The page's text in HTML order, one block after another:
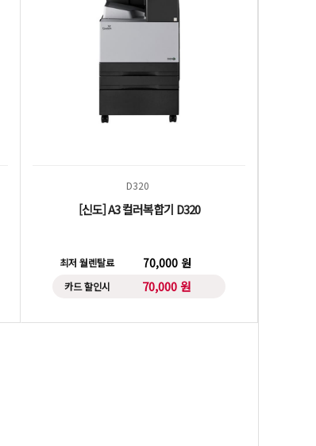
D320
[신도] A3 컬러복합기 D320
최저 월렌탈료 70,000 원
카드 할인시 70,000 원